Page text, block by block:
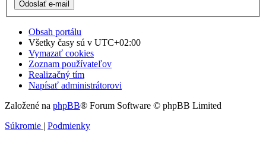
Obsah portálu
Všetky časy sú v UTC+02:00
Vymazať cookies
Zoznam používateľov
Realizačný tím
Napísať administrátorovi
Založené na phpBB® Forum Software © phpBB Limited
Súkromie | Podmienky